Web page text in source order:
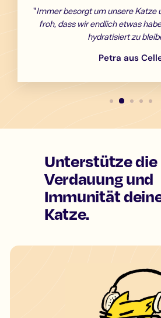
"Immer besorgt um unsere Katze
froh, dass wir endlich etwas
hydratisiert zu
Petra aus
Unterstütze die
Verdauung und
Immunität
Katze.